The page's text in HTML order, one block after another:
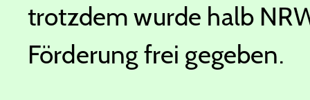
trotzdem wurde halb
Förderung frei gegeben.